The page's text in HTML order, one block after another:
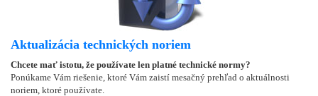
Aktualizácia technických noriem
Chcete mať istotu, že používate len platné technické normy?
Ponúkame Vám riešenie, ktoré Vám zaistí mesačný prehľad o aktuálnosti
noriem, ktoré používate.